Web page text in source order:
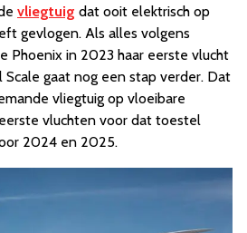
vliegtuig dat ooit elektrisch op
gevlogen. Als alles volgens
Phoenix in 2023 haar eerste vlucht
Scale gaat nog een stap verder. Dat
vliegtuig op vloeibare
vluchten voor dat toestel
2024 en 2025.